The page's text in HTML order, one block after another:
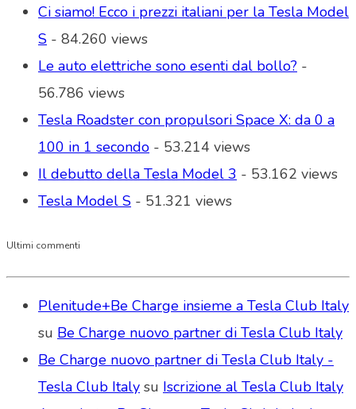
Ci siamo! Ecco i prezzi italiani per la Tesla Model
S - 84.260 views
Le auto elettriche sono esenti dal bollo? -
56.786 views
Tesla Roadster con propulsori Space X: da 0 a
100 in 1 secondo - 53.214 views
Il debutto della Tesla Model 3 - 53.162 views
Tesla Model S - 51.321 views
Ultimi commenti
Plenitude+Be Charge insieme a Tesla Club Italy
su Be Charge nuovo partner di Tesla Club Italy
Be Charge nuovo partner di Tesla Club Italy -
Tesla Club Italy su Iscrizione al Tesla Club Italy